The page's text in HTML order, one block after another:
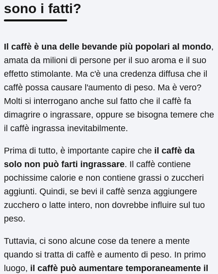
sono i fatti?
Il caffè è una delle bevande più popolari al mondo,
amata da milioni di persone per il suo aroma e il suo
effetto stimolante. Ma c'è una credenza diffusa che il
caffè possa causare l'aumento di peso. Ma è vero?
Molti si interrogano anche sul fatto che il caffè fa
dimagrire o ingrassare, oppure se bisogna temere che
il caffè ingrassa inevitabilmente.
Prima di tutto, è importante capire che il caffè da
solo non può farti ingrassare. Il caffè contiene
pochissime calorie e non contiene grassi o zuccheri
aggiunti. Quindi, se bevi il caffè senza aggiungere
zucchero o latte intero, non dovrebbe influire sul tuo
peso.
Tuttavia, ci sono alcune cose da tenere a mente
quando si tratta di caffè e aumento di peso. In primo
luogo, il caffè può aumentare temporaneamente il